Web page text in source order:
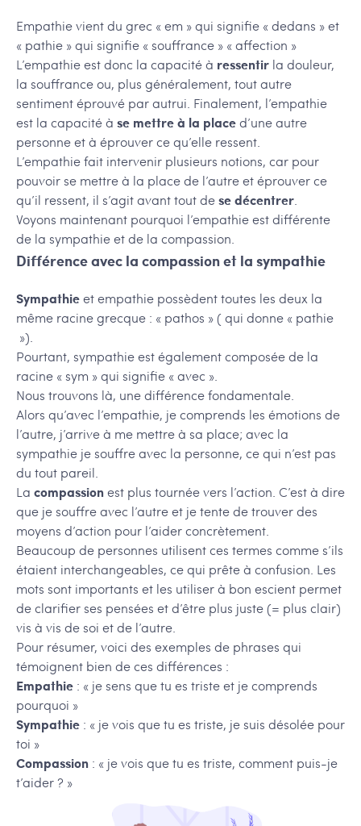
Empathie vient du grec « em » qui signifie « dedans » et
« pathie » qui signifie « souffrance » « affection »
L’empathie est donc la capacité à ressentir la douleur,
la souffrance ou, plus généralement, tout autre
sentiment éprouvé par autrui. Finalement, l’empathie
est la capacité à se mettre à la placed’une autre
personne et à éprouver ce qu’elle ressent.
L’empathie fait intervenir plusieurs notions, car pour
pouvoir se mettre à la place de l’autre et éprouver ce
qu’il ressent, il s’agit avant tout dese décentrer.
Voyons maintenant pourquoi l’empathie est différente
de la sympathie et de la compassion.
Différence avec la compassion et la sympathie
Sympathieet empathie possèdent toutes les deux la
même racine grecque : « pathos » ( qui donne « pathie
»).
Pourtant, sympathie est également composée de la
racine « sym » qui signifie « avec ».
Nous trouvons là, une différence fondamentale.
Alors qu’avec l’empathie, je comprends les émotions de
l’autre, j’arrive à me mettre à sa place; avec la
sympathie je souffre avec la personne, ce qui n’est pas
du tout pareil.
La compassionest plus tournée vers l’action. C’est à dire
que je souffre avec l’autre et je tente de trouver des
moyens d’action pour l’aider concrètement.
Beaucoup de personnes utilisent ces termes comme s’ils
étaient interchangeables, ce qui prête à confusion. Les
mots sont importants et les utiliser à bon escient permet
de clarifier ses pensées et d’être plus juste (= plus clair)
vis à vis de soi et de l’autre.
Pour résumer, voici des exemples de phrases qui
témoignent bien de ces différences :
Empathie : « je sens que tu es triste et je comprends
pourquoi »
Sympathie : « je vois que tu es triste, je suis désolée pour
toi »
Compassion : « je vois que tu es triste, comment puis-je
t’aider ? »